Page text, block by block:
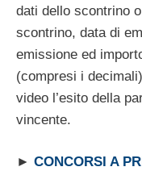
dati dello scontrino
scontrino, data di
emissione ed
(compresi i
video l’esito della
vincente.
► CONCORSI A